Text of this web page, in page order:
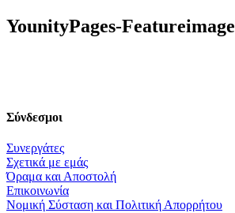
YounityPages-Featureimage
Σύνδεσμοι
Συνεργάτες
Σχετικά με εμάς
Όραμα και Αποστολή
Επικοινωνία
Nομική Σύσταση και Πολιτική Απορρήτου